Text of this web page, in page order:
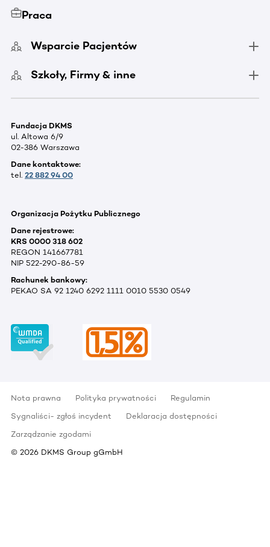
Praca
Wsparcie Pacjentów
Szkoły, Firmy & inne
Fundacja DKMS
ul. Altowa 6/9
02-386 Warszawa
Dane kontaktowe:
tel. 22 882 94 00
Organizacja Pożytku Publicznego
Dane rejestrowe:
KRS 0000 318 602
REGON 141667781
NIP 522-290-86-59
Rachunek bankowy:
PEKAO SA 92 1240 6292 1111 0010 5530 0549
Nota prawna Polityka prywatności
Regulamin
Sygnaliści- zgłoś incydent
Deklaracja dostępności
Zarządzanie zgodami
© 2026 DKMS Group gGmbH